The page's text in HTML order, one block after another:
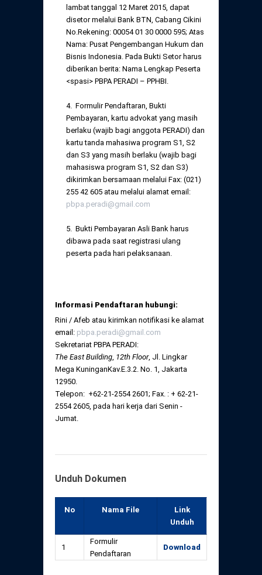
lambat tanggal 12 Maret 2015, dapat
disetor melalui Bank BTN, Cabang Cikini
No.Rekening: 00054 01 30 0000 595; Atas
Nama: Pusat Pengembangan Hukum dan
Bisnis Indonesia. Pada Bukti Setor harus
diberikan berita: Nama Lengkap Peserta
<spasi> PBPA PERADI – PPHBI.
4. Formulir Pendaftaran, Bukti
Pembayaran, kartu advokat yang masih
berlaku (wajib bagi anggota PERADI) dan
kartu tanda mahasiwa program S1, S2
dan S3 yang masih berlaku (wajib bagi
mahasiswa program S1, S2 dan S3)
dikirimkan bersamaan melalui Fax: (021)
255 42 605 atau melalui alamat email:
pbpa.peradi@gmail.com
5. Bukti Pembayaran Asli Bank harus
dibawa pada saat registrasi ulang
peserta pada hari pelaksanaan.
Informasi Pendaftaran hubungi:
Rini / Afeb atau kirimkan notifikasi ke alamat
email: pbpa.peradi@gmail.com
Sekretariat PBPA PERADI:
The East Building 12th Floor, Jl. Lingkar
Mega KuninganKav.E.3.2. No. 1, Jakarta
12950.
Telepon: +62-21-2554 2601; Fax. : + 62-21-
2554 2605, pada hari kerja dari Senin -
Jumat.
Unduh Dokumen
No Nama File
Link
Unduh
1
Formulir
Pendaftaran
Download